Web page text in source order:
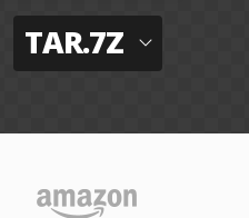
TAR.7Z